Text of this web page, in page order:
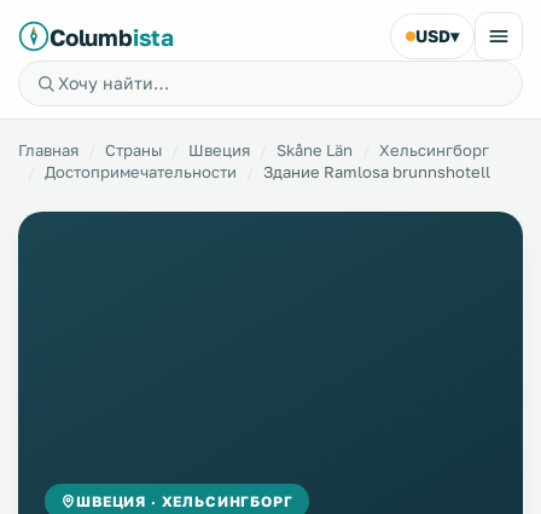
Columbista USD▾
Главная Страны Швеция Skåne Län
Хельсингборг
Достопримечательности
Здание Ramlosa brunnshotell
ШВЕЦИЯ · ХЕЛЬСИНГБОРГ